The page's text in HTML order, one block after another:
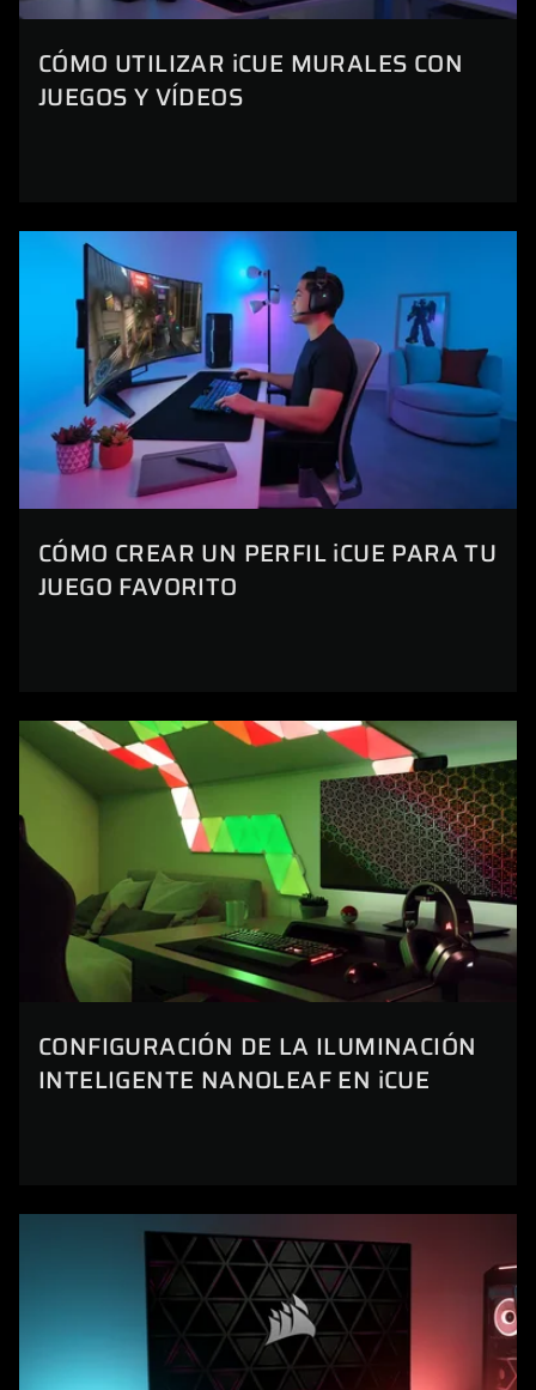
CÓMO UTILIZAR iCUE MURALES CON
JUEGOS Y VÍDEOS
CÓMO CREAR UN PERFIL iCUE PARA TU
JUEGO FAVORITO
CONFIGURACIÓN DE LA ILUMINACIÓN
INTELIGENTE NANOLEAF EN iCUE